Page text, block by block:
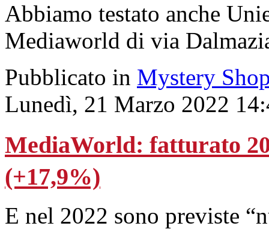
Abbiamo testato anche
Mediaworld di via
Pubblicato in Mystery
Lunedì, 21 Marzo 2022
MediaWorld: fatturato
(+17,9%)
E nel 2022 sono previste